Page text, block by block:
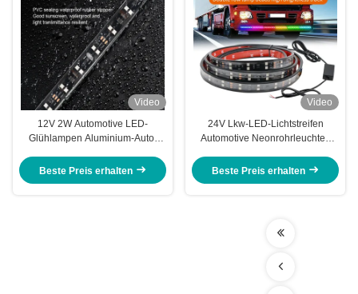
Video
12V 2W Automotive LED-
Glühlampen Aluminium-Auto-
Beste Preis erhalten
Video
24V Lkw-LED-Lichtstreifen
Automotive Neonrohrleuchten
Beste Preis erhalten